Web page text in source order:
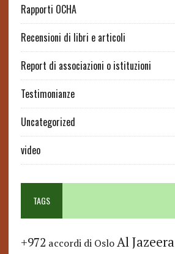
Rapporti OCHA
Recensioni di libri e articoli
Report di associazioni o istituzioni
Testimonianze
Uncategorized
video
TAGS
+972 accordi di Oslo Al Jazeera